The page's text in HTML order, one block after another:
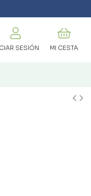
SESIÓN MI CESTA